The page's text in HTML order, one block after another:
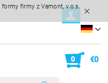
firmy z Vamont, v.o.s.
0 €0